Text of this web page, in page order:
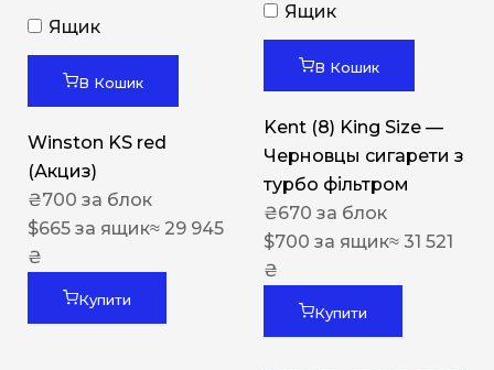
Ящик
В Кошик
Winston KS red
(Акциз)
₴700 за блок
$665 за ящик≈ 29 945
₴
Купити
Ящик
В Кошик
Kent (8) King Size —
Черновцы сигарети з
турбо фільтром
₴670 за блок
$700 за ящик≈ 31 521
₴
Купити